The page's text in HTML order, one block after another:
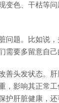
变色、干枯等
问题。比如说
要多留意自
善头发状态。
，影响其正常
肝脏健康，